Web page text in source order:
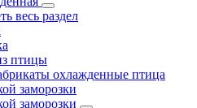
весь раздел
птицы
охлажденные птица
заморозки
заморозки